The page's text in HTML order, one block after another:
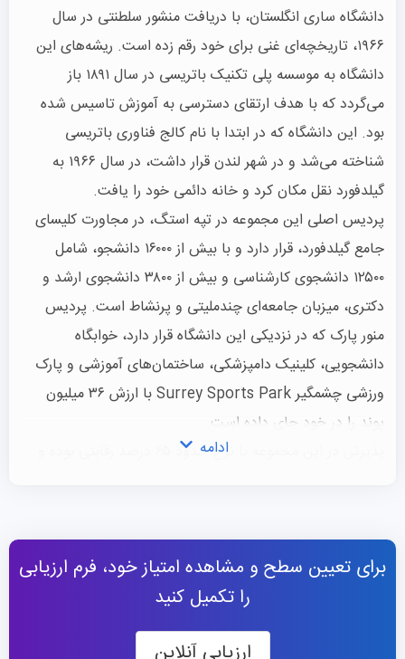
دانشگاه ساری انگلستان، با دریافت منشور سلطنتی در سال
۱۹۶۶، تاریخچه‌ای غنی برای خود رقم زده است. ریشه‌های این
دانشگاه به موسسه پلی تکنیک باتریسی در سال ۱۸۹۱ باز
می‌گردد که با هدف ارتقای دسترسی به آموزش تاسیس شده
بود. این دانشگاه که در ابتدا با نام کالج فناوری باتریسی
شناخته می‌شد و در شهر لندن قرار داشت، در سال ۱۹۶۶ به
گیلدفورد نقل مکان کرد و خانه دائمی خود را یافت.
پردیس اصلی این مجموعه در تپه استگ، در مجاورت کلیسای
جامع گیلدفورد، قرار دارد و با بیش از ۱۶۰۰۰ دانشجو، شامل
۱۲۵۰۰ دانشجوی کارشناسی و بیش از ۳۸۰۰ دانشجوی ارشد و
دکتری، میزبان جامعه‌ای چندملیتی و پرنشاط است. پردیس
منور پارک که در نزدیکی این دانشگاه قرار دارد، خوابگاه
دانشجویی، کلینیک دامپزشکی، ساختمان‌های آموزشی و پارک
ورزشی چشمگیر Surrey Sports Park با ارزش ۳۶ میلیون
پوند را در خود جای داده است.
می‌دهد و دانش‌آموختگان را با مهارت‌ها و دانش مورد نیاز
کارفرمایان برتر مجهز می‌کند. قابل توجه است که ۹۴ درصد از
فارغ‌التحصیلان این دانشگاه ظرف شش ماه پس از
فارغ‌التحصیلی، مشاغل حرفه‌ای به دست می‌آورند و بسیاری از
ادامه
برای تعیین سطح و مشاهده امتیاز خود، فرم ارزیابی
را تکمیل کنید